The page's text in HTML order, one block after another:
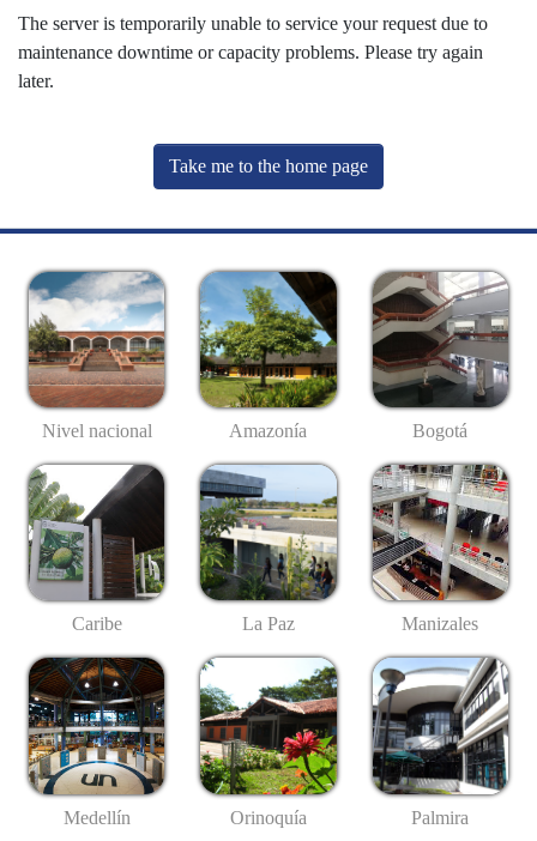
The server is temporarily unable to service your request due to
maintenance downtime or capacity problems. Please try again
later.
Take me to the home page
Nivel nacional Amazonía Bogotá
Caribe La Paz Manizales
Medellín Orinoquía Palmira